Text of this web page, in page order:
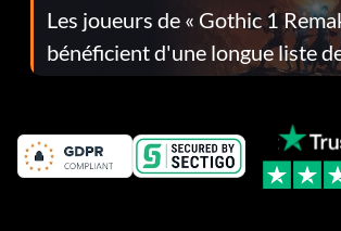
Les joueurs de « Gothic 1
bénéficient d'une longue liste
corrections dans la mise à jour